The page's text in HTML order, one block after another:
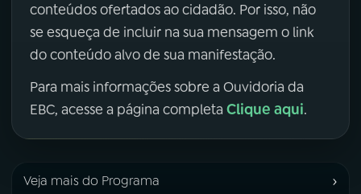
conteúdos ofertados ao cidadão. Por isso, não
se esqueça de incluir na sua mensagem o link
do conteúdo alvo de sua manifestação.
Para mais informações sobre a Ouvidoria da
EBC, acesse a página completa Clique aqui.
Veja mais do Programa ›